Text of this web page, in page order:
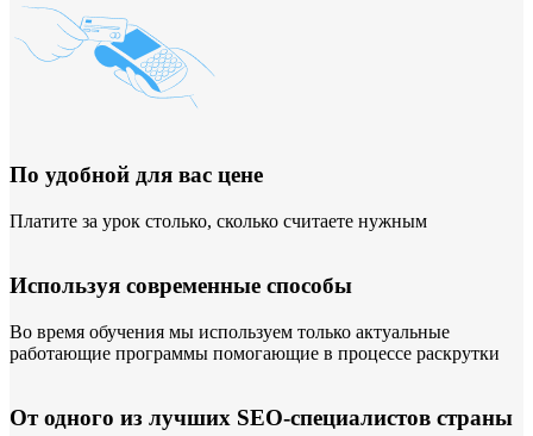
По удобной для вас цене
Платите за урок столько, сколько считаете нужным
Используя современные способы
Во время обучения мы используем только актуальные
работающие программы помогающие в процессе раскрутки
От одного из лучших SEO-специалистов страны